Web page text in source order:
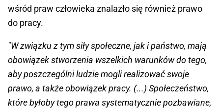
wśród praw człowieka znalazło się również prawo
do pracy.
"W związku z tym siły społeczne, jak i państwo, mają
obowiązek stworzenia wszelkich warunków do tego,
aby poszczególni ludzie mogli realizować swoje
prawo, a także obowiązek pracy. (...) Społeczeństwo,
które byłoby tego prawa systematycznie pozbawiane,